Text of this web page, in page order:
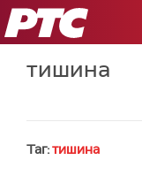
РТС
тишина
Таг:тишина